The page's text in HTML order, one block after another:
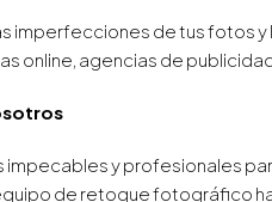
imperfecciones de tus fotos
online, agencias de
y profesionales
de retoque fotográfico